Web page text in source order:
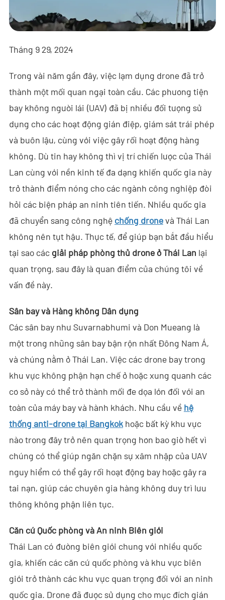
- - - ND-BR014 Ra-đa Phát Hiện Drone
- - - ND-BR022 Ra-đa Phát Hiện Drone
- - Thiết Bị Gây Nhiễu Anti-Drone
- - - ND-BD002 Thiết Bị Gây Nhiễu Anti-Drone Định Hướng
- - - ND-BD008 Thiết Bị Gây Nhiễu Anti-Drone Định Hướng
- - - ND-BD018 Thiết Bị Gây Nhiễu Anti-Drone Định Hướng
Toàn Băng
- - - ND-BO004 Thiết Bị Gây Nhiễu Anti-Drone Đa Hướng
- - Camera Anti-Drone
- - - ND-BC011 Camera Theo Dõi Anti-Drone
- - Máy Dò RF Anti-Drone
- - - ND-BR002 Máy Dò RF Anti-Drone
- - - ND-BR016 Máy Dò RF Anti-Drone Toàn Băng
- - - ND-BR019 Máy Dò RF Anti-Drone Cầm Tay
- - Hệ Thống Giả Mạo GPS
- - - ND-BG002 Thiết Bị Gây Nhiễu Giả Mạo GPS
- Hệ Thống Ra-đa Nhìn Xuyên Tường
- - ND-SV003 Hệ Thống Ra-đa Xuyên Tường
- - ND-SV004 Hệ Thống Ra-đa Xuyên Tường Di Động
- - ND-SV007 Hệ Thống Ra-đa Xuyên Tường 2D Cầm Tay
- - ND-SV009 Hệ Thống Ra-đa 3D Nhìn Xuyên Tường Di Động
- - ND-IM005 Hệ Thống Chặn Wi-Fi Tiêu Chuẩn
- Robot An Ninh Thông Minh
- - ND-IR001 Chó Robot Thông Minh
Tháng 9 29, 2024
Trong vài năm gần đây, việc lạm dụng drone đã trở
thành một mối quan ngại toàn cầu. Các phương tiện
bay không người lái (UAV) đã bị nhiều đối tượng sử
dụng cho các hoạt động gián điệp, giám sát trái phép
và buôn lậu, cùng với việc gây rối hoạt động hàng
không. Dù tin hay không thì vị trí chiến lược của Thái
Lan cùng với nền kinh tế đa dạng khiến quốc gia này
trở thành điểm nóng cho các ngành công nghiệp đòi
hỏi các biện pháp an ninh tiên tiến. Nhiều quốc gia
đã chuyển sang công nghệ chống dronevà Thái Lan
không nên tụt hậu. Thực tế, để giúp bạn bắt đầu hiểu
tại sao các giải pháp phòng thủ drone ở Thái Lan lại
quan trọng, sau đây là quan điểm của chúng tôi về
vấn đề này.
Sân bay và Hàng không Dân dụng
Các sân bay như Suvarnabhumi và Don Mueang là
một trong những sân bay bận rộn nhất Đông Nam Á,
và chúng nằm ở Thái Lan. Việc các drone bay trong
khu vực không phận hạn chế ở hoặc xung quanh các
cơ sở này có thể trở thành mối đe dọa lớn đối với an
toàn của máy bay và hành khách. Nhu cầu về hệ
thống anti-drone tại Bangkokhoặc bất kỳ khu vực
nào trong đây trở nên quan trọng hơn bao giờ hết vì
chúng có thể giúp ngăn chặn sự xâm nhập của UAV
nguy hiểm có thể gây rối hoạt động bay hoặc gây ra
tai nạn, giúp các chuyên gia hàng không duy trì lưu
thông không phận liên tục.
Căn cứ Quốc phòng và An ninh Biên giới
Thái Lan có đường biên giới chung với nhiều quốc
gia, khiến các căn cứ quốc phòng và khu vực biên
giới trở thành các khu vực quan trọng đối với an ninh
quốc gia. Drone đã được sử dụng cho mục đích gián